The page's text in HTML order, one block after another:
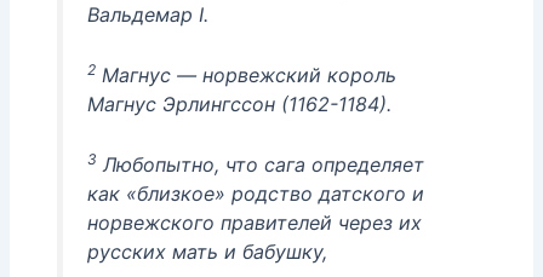
Вальдемар I.
2Магнус — норвежский король
Магнус Эрлингссон (1162-1184).
3 Любопытно, что сага определяет
как «близкое» родство датского и
норвежского правителей через их
русских мать и бабушку,